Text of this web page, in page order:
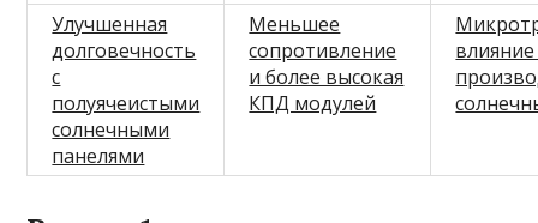
Улучшенная
долговечность
с
полуячеистыми
солнечными
панелями
Меньшее
сопротивление
и более высокая
КПД модулей